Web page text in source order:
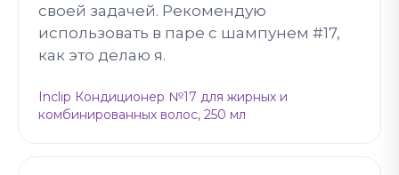
своей задачей. Рекомендую
использовать в паре с шампунем #17,
как это делаю я.
Inclip Кондиционер №17 для жирных и
комбинированных волос, 250 мл